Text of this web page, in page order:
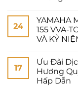
24
YAMAHA
155 VVA-
VÀ KỶ
17
Ưu Đãi
Hương
Hấp Dẫn